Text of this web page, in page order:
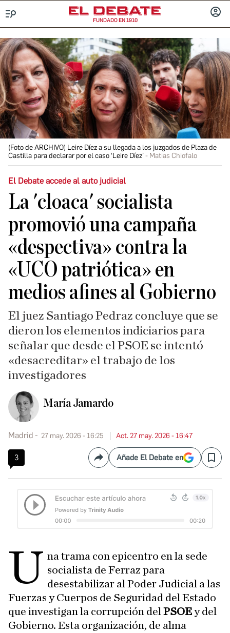
FUNDADO EN 1910
(Foto de ARCHIVO) Leire Díez a su llegada a los juzgados de Plaza de
Castilla para declarar por el caso ‘Leire Díez’
Matias Chiofalo
El Debate accede al auto judicial
La 'cloaca' socialista
promovió una campaña
«despectiva» contra la
«UCO patriótica» en
medios afines al Gobierno
El juez Santiago Pedraz concluye que se
dieron los elementos indiciarios para
señalar que desde el PSOE se intentó
«desacreditar» el trabajo de los
investigadores
María Jamardo
Madrid 27 may. 2026 - 16:25 Act. 27 may. 2026 - 16:47
3 CompartirAñade El Debate en Save
U na trama con epicentro en la sede
socialista de Ferraz para
desestabilizar al Poder Judicial a las
Fuerzas y Cuerpos de Seguridad del Estado
que investigan la corrupción del PSOEy del
Gobierno. Esta organización, de alma